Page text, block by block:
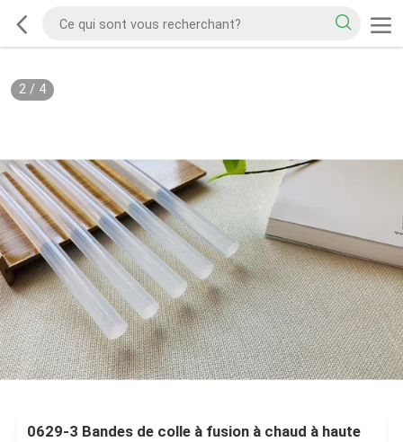
2/ 4
0629-3 Bandes de colle à fusion à chaud à haute